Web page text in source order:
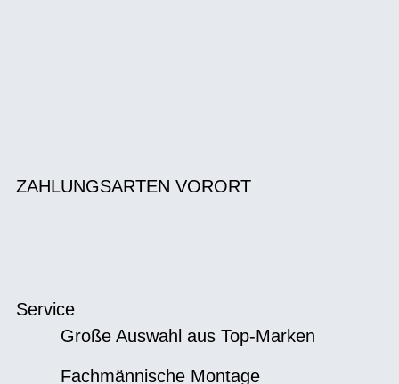
ZAHLUNGSARTEN VORORT
Service
Große Auswahl aus Top-Marken
Fachmännische Montage